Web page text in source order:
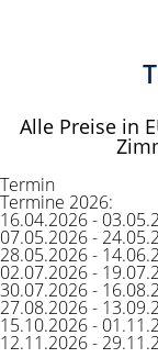
Alle Preise in
Termin
Termine 2026:
16.04.2026 -
07.05.2026 -
28.05.2026 -
02.07.2026 -
30.07.2026 -
27.08.2026 -
15.10.2026 -
12.11.2026 -